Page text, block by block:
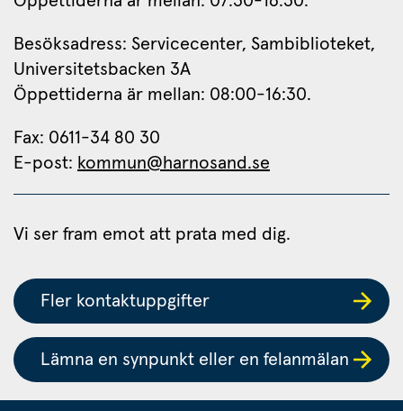
Besöksadress: Servicecenter, Sambiblioteket,
Universitetsbacken 3A
Öppettiderna är mellan: 08:00-16:30.
Fax: 0611-34 80 30
E-post: kommun@harnosand.se
Vi ser fram emot att prata med dig.
Fler kontaktuppgifter
Lämna en synpunkt eller en felanmälan